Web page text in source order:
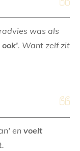
was als
ook'. Want zelf zit
en voelt